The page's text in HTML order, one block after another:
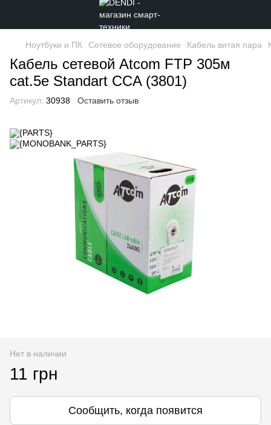
Ноутбуки и ПК Сетевое оборудование Кабель витая пара
Кабель сетевой Atcom FTP 305м
cat.5e Standart CCA (3801)
Артикул: 30938 Оставить отзыв
Нет в наличии
11 грн
Сообщить, когда появится